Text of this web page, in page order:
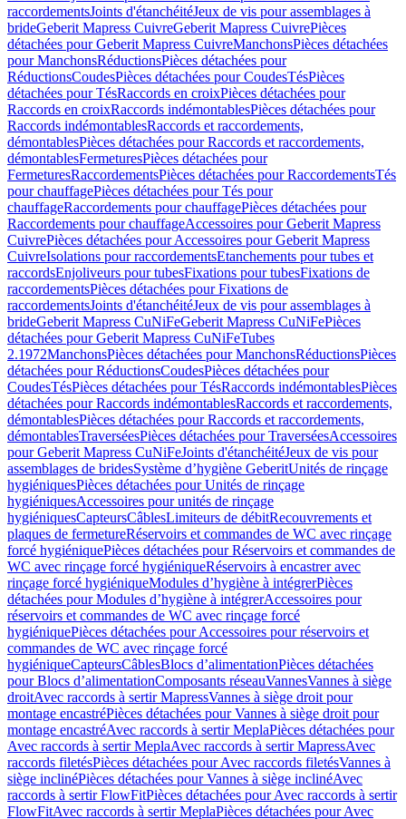
raccordementsJoints d'étanchéitéJeux de vis pour assemblages à
brideGeberit Mapress CuivreGeberit Mapress CuivrePièces
détachées pour Geberit Mapress CuivreManchonsPièces détachées
pour ManchonsRéductionsPièces détachées pour
RéductionsCoudesPièces détachées pour CoudesTésPièces
détachées pour TésRaccords en croixPièces détachées pour
Raccords en croixRaccords indémontablesPièces détachées pour
Raccords indémontablesRaccords et raccordements,
démontablesPièces détachées pour Raccords et raccordements,
démontablesFermeturesPièces détachées pour
FermeturesRaccordementsPièces détachées pour RaccordementsTés
pour chauffagePièces détachées pour Tés pour
chauffageRaccordements pour chauffagePièces détachées pour
Raccordements pour chauffageAccessoires pour Geberit Mapress
CuivrePièces détachées pour Accessoires pour Geberit Mapress
CuivreIsolations pour raccordementsEtanchements pour tubes et
raccordsEnjoliveurs pour tubesFixations pour tubesFixations de
raccordementsPièces détachées pour Fixations de
raccordementsJoints d'étanchéitéJeux de vis pour assemblages à
brideGeberit Mapress CuNiFeGeberit Mapress CuNiFePièces
détachées pour Geberit Mapress CuNiFeTubes
2.1972ManchonsPièces détachées pour ManchonsRéductionsPièces
détachées pour RéductionsCoudesPièces détachées pour
CoudesTésPièces détachées pour TésRaccords indémontablesPièces
détachées pour Raccords indémontablesRaccords et raccordements,
démontablesPièces détachées pour Raccords et raccordements,
démontablesTraverséesPièces détachées pour TraverséesAccessoires
pour Geberit Mapress CuNiFeJoints d'étanchéitéJeux de vis pour
assemblages de bridesSystème d’hygiène GeberitUnités de rinçage
hygiéniquesPièces détachées pour Unités de rinçage
hygiéniquesAccessoires pour unités de rinçage
hygiéniquesCapteursCâblesLimiteurs de débitRecouvrements et
plaques de fermetureRéservoirs et commandes de WC avec rinçage
forcé hygiéniquePièces détachées pour Réservoirs et commandes de
WC avec rinçage forcé hygiéniqueRéservoirs à encastrer avec
rinçage forcé hygiéniqueModules d’hygiène à intégrerPièces
détachées pour Modules d’hygiène à intégrerAccessoires pour
réservoirs et commandes de WC avec rinçage forcé
hygiéniquePièces détachées pour Accessoires pour réservoirs et
commandes de WC avec rinçage forcé
hygiéniqueCapteursCâblesBlocs d’alimentationPièces détachées
pour Blocs d’alimentationComposants réseauVannesVannes à siège
droitAvec raccords à sertir MapressVannes à siège droit pour
montage encastréPièces détachées pour Vannes à siège droit pour
montage encastréAvec raccords à sertir MeplaPièces détachées pour
Avec raccords à sertir MeplaAvec raccords à sertir MapressAvec
raccords filetésPièces détachées pour Avec raccords filetésVannes à
siège inclinéPièces détachées pour Vannes à siège inclinéAvec
raccords à sertir FlowFitPièces détachées pour Avec raccords à sertir
FlowFitAvec raccords à sertir MeplaPièces détachées pour Avec